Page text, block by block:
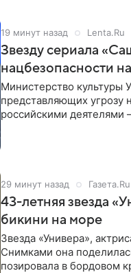
19 минут назад Lenta.Ru
Звезду сериала
нацбезопасности
Министерство культуры
представляющих угрозу
российскими деятелями
29 минут назад Газета.Ru
43-летняя звезда
бикини на море
Звезда «Универа»,
Снимками она
позировала в бордовом